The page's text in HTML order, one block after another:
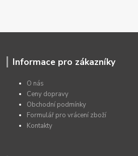
Informace pro zákazníky
O nás
Ceny dopravy
Obchodní podmínky
Formulář pro vrácení zboží
Kontakty